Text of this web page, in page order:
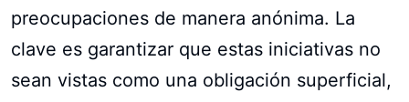
preocupaciones de manera anónima. La
clave es garantizar que estas iniciativas no
sean vistas como una obligación superficial,